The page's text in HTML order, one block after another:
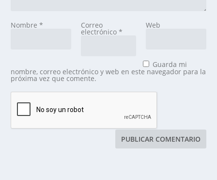
Nombre* Correo
electrónico *
Web
Guarda mi
nombre, correo electrónico y web en este navegador para la
próxima vez que comente.